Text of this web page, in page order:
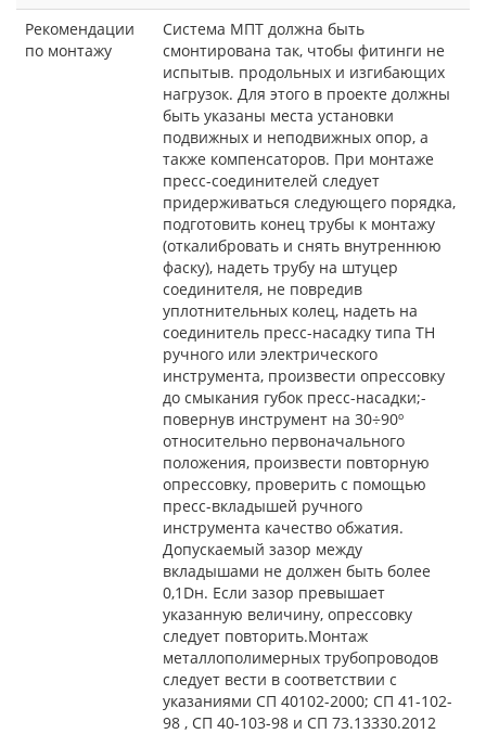
Рекомендации
по монтажу
Система МПТ должна быть
смонтирована так, чтобы фитинги не
испытыв. продольных и изгибающих
нагрузок. Для этого в проекте должны
быть указаны места установки
подвижных и неподвижных опор, а
также компенсаторов. При монтаже
пресс-соединителей следует
придерживаться следующего порядка,
подготовить конец трубы к монтажу
(откалибровать и снять внутреннюю
фаску), надеть трубу на штуцер
соединителя, не повредив
уплотнительных колец, надеть на
соединитель пресс-насадку типа ТН
ручного или электрического
инструмента, произвести опрессовку
до смыкания губок пресс-насадки;-
повернув инструмент на 30÷90º
относительно первоначального
положения, произвести повторную
опрессовку, проверить с помощью
пресс-вкладышей ручного
инструмента качество обжатия.
Допускаемый зазор между
вкладышами не должен быть более
0,1Dн. Если зазор превышает
указанную величину, опрессовку
следует повторить.Монтаж
металлополимерных трубопроводов
следует вести в соответствии с
указаниями СП 40102-2000; СП 41-102-
98 , СП 40-103-98 и СП 73.13330.2012